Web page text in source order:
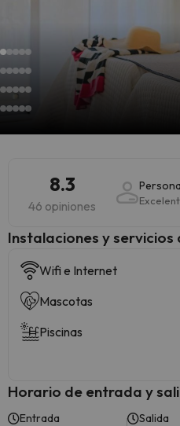
8.3
46 opiniones
Instalaciones y
Wifi e Internet
Mascotas
Piscinas
Horario de entrada y
Entrada Salida